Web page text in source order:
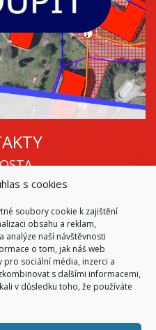
s cookies
soubory cookie k zajištění
obsahu a reklam,
analýze naší návštěvnosti
o tom, jak náš web
pro sociální média, inzerci a
s dalšími informacemi,
v důsledku toho, že používáte
Vala
- 16:30
Kde nás najdete